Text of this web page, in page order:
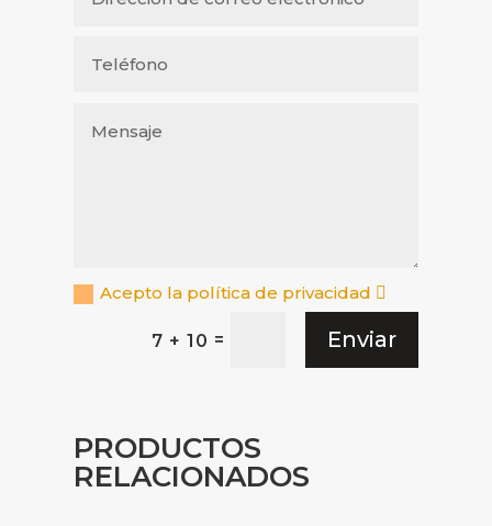
Acepto la política de privacidad
7 + 10 = Enviar
PRODUCTOS
RELACIONADOS